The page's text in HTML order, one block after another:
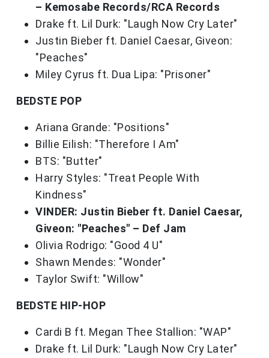
– Kemosabe Records/RCA Records
Drake ft. Lil Durk: "Laugh Now Cry Later"
Justin Bieber ft. Daniel Caesar, Giveon:
"Peaches"
Miley Cyrus ft. Dua Lipa: "Prisoner"
BEDSTE POP
Ariana Grande: "Positions"
Billie Eilish: "Therefore I Am"
BTS: "Butter"
Harry Styles: "Treat People With
Kindness"
VINDER: Justin Bieber ft. Daniel Caesar,
Giveon: "Peaches" – Def Jam
Olivia Rodrigo: "Good 4 U"
Shawn Mendes: "Wonder"
Taylor Swift: "Willow"
BEDSTE HIP-HOP
Cardi B ft. Megan Thee Stallion: "WAP"
Drake ft. Lil Durk: "Laugh Now Cry Later"